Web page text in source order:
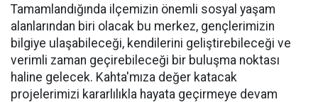
Tamamlandığında ilçemizin önemli sosyal yaşam
alanlarından biri olacak bu merkez, gençlerimizin
bilgiye ulaşabileceği, kendilerini geliştirebileceği ve
verimli zaman geçirebileceği bir buluşma noktası
haline gelecek. Kahta'mıza değer katacak
projelerimizi kararlılıkla hayata geçirmeye devam